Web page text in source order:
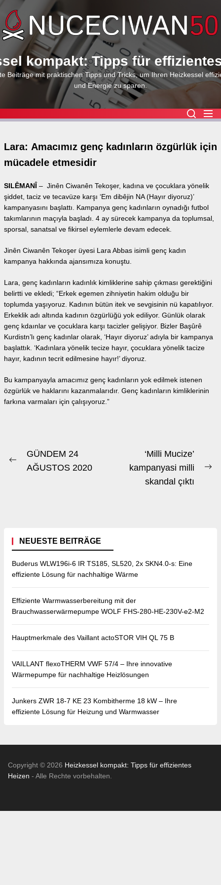
to
the
content
kompakt: Tipps für
Beiträge mit praktischen Tipps und Tricks, um Ihren Heizkessel
und Energie zu sparen.
Lara: Amacımız genç kadınların özgürlük için
mücadele etmesidir
SILÊMANÎ – Jinên Ciwanên Tekoşer, kadına ve çocuklara yönelik
şiddet, taciz ve tecavüze karşı ‘Em dibêjin NA (Hayır diyoruz)’
kampanyasını başlattı. Kampanya genç kadınların oynadığı futbol
takımlarının maçıyla başladı. 4 ay sürecek kampanya da toplumsal,
sporsal, sanatsal ve fikirsel eylemlerle devam edecek.
Jinên Ciwanên Tekoşer üyesi Lara Abbas isimli genç kadın
kampanya hakkında ajansımıza konuştu.
Lara, genç kadınların kadınlık kimliklerine sahip çıkması gerektiğini
belirtti ve ekledi; “Erkek egemen zihniyetin hakim olduğu bir
toplumda yaşıyoruz. Kadının bütün itek ve sevgisinin nü kapatılıyor.
Erkeklik adı altında kadının özgürlüğü yok ediliyor. Günlük olarak
genç kdaınlar ve çocuklara karşı tacizler gelişiyor. Bizler Başûrê
Kurdistn’lı genç kadınlar olarak, ‘Hayır diyoruz’ adıyla bir kampanya
başlattık. ‘Kadınlara yönelik tecize hayır, çocuklara yönelik tacize
hayır, kadının tecrit edilmesine hayır!’ diyoruz.
Bu kampanyayla amacımız genç kadınların yok edilmek istenen
özgürlük ve haklarını kazanmalarıdır. Genç kadınların kimliklerinin
farkına varmaları için çalışıyoruz.”
Beitrags-
Navigation
Previous
GÜNDEM 24
AĞUSTOS 2020
‘Milli Mucize’
kampanyasi milli
skandal çıktı
NEUESTE BEITRÄGE
Buderus WLW196i-6 IR TS185, SL520, 2x SKN4.0-s: Eine
effiziente Lösung für nachhaltige Wärme
Effiziente Warmwasserbereitung mit der
Brauchwasserwärmepumpe WOLF FHS-280-HE-230V-e2-M2
Hauptmerkmale des Vaillant actoSTOR VIH QL 75 B
VAILLANT flexoTHERM VWF 57/4 – Ihre innovative
Wärmepumpe für nachhaltige Heizlösungen
Junkers ZWR 18-7 KE 23 Kombitherme 18 kW – Ihre
effiziente Lösung für Heizung und Warmwasser
Copyright © 2026 Heizkessel kompakt: Tipps für effizientes
Heizen - Alle Rechte vorbehalten.